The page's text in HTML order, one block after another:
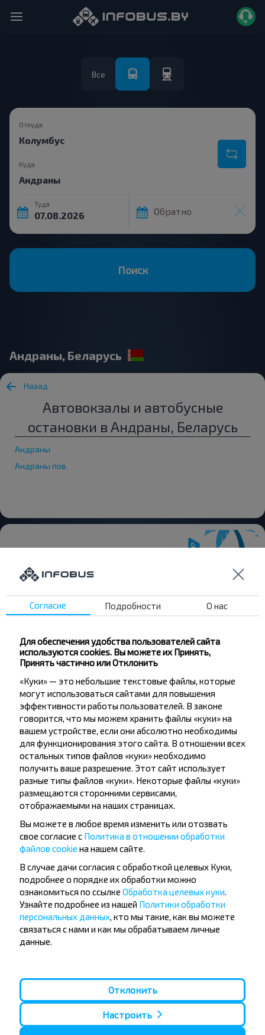
Все
Откуда
Куда
Туда
Обратно
Поиск
Андраны, Беларусь
Назад
Автовокзалы и автобусные
остановки в Андраны, Беларусь
Андраны
Андраны пов.
Хотите
путешествовать
Не пропусти специальные акции, скидки и
другие интересные предложения INFOBUS.
Подпишись на получение новостей и
путешествуй с нами дешевле!
Подписаться
Популярные автобусные
направления
Орша - Могилёв
Минск - Несвиж
Минск - Могилёв
Минск - Пинск
Минск - Брест
Минск - Барановичи
Гомель - Минск
Брест - Тересполь
Брест - Беловежская Пуща
Полоцк - Рига
Минск - Вильнюс
Москва - Барановичи
Брест - Люблин
Брест - Варшава
Согласие Подробности О нас
Для обеспечения удобства пользователей сайта
используются cookies. Вы можете их Принять,
Принять частично или Отклонить
«Куки» — это небольшие текстовые файлы, которые
могут использоваться сайтами для повышения
эффективности работы пользователей. В законе
говорится, что мы можем хранить файлы «куки» на
вашем устройстве, если они абсолютно необходимы
для функционирования этого сайта. В отношении всех
остальных типов файлов «куки» необходимо
получить ваше разрешение. Этот сайт использует
разные типы файлов «куки». Некоторые файлы «куки»
размещаются сторонними сервисами,
отображаемыми на наших страницах.
Вы можете в любое время изменить или отозвать
свое согласие с Политика в отношении обработки
файлов cookie на нашем сайте.
В случае дачи согласия с обработкой целевых Куки,
подробнее о порядке их обработки можно
ознакомиться по ссылке Обработка целевых куки.
Узнайте подробнее из нашей Политики обработки
персональных данных, кто мы такие, как вы можете
связаться с нами и как мы обрабатываем личные
данные.
Отклонить
Настроить